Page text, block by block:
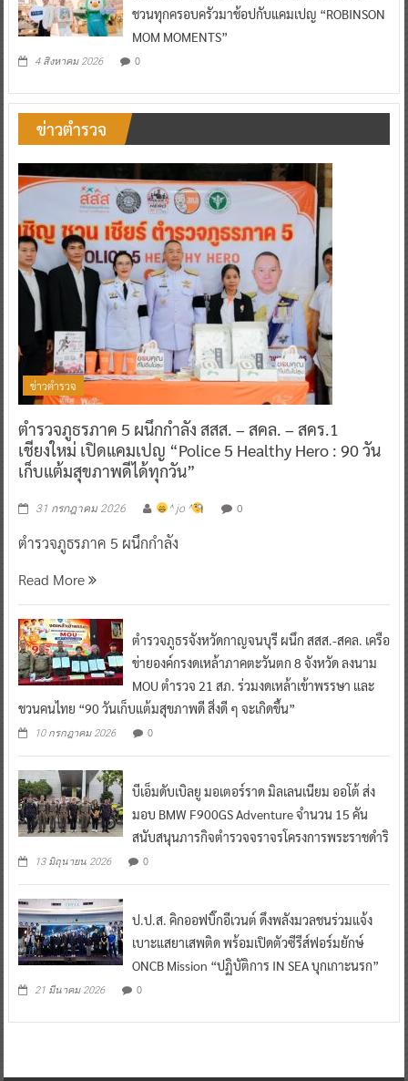
ชวนทุกครอบครัวมาช้อปกับแคมเปญ “ROBINSON
MOM MOMENTS”
4 สิงหาคม 2026 0
ข่าวตำรวจ
ข่าวตำรวจ
ตำรวจภูธรภาค 5 ผนึกกำลัง สสส. – สคล. – สคร.1
เชียงใหม่ เปิดแคมเปญ “Police 5 Healthy Hero : 90 วัน
เก็บแต้มสุขภาพดีได้ทุกวัน”
31 กรกฎาคม 2026 ^ jo ^ 0
ตำรวจภูธรภาค 5 ผนึกกำลัง
Read More
ตำรวจภูธรจังหวัดกาญจนบุรี ผนึก สสส.-สคล. เครือ
ข่ายองค์กรงดเหล้าภาคตะวันตก 8 จังหวัด ลงนาม
MOU ตำรวจ 21 สภ. ร่วมงดเหล้าเข้าพรรษา และ
ชวนคนไทย “90 วันเก็บแต้มสุขภาพดี สิ่งดี ๆ จะเกิดขึ้น”
10 กรกฎาคม 2026 0
บีเอ็มดับเบิลยู มอเตอร์ราด มิลเลนเนียม ออโต้ ส่ง
มอบ BMW F900GS Adventure จำนวน 15 คัน
สนับสนุนภารกิจตำรวจจราจรโครงการพระราชดำริ
13 มิถุนายน 2026 0
ป.ป.ส. คิกออฟบิ๊กอีเวนต์ ดึงพลังมวลชนร่วมแจ้ง
เบาะแสยาเสพติด พร้อมเปิดตัวซีรีส์ฟอร์มยักษ์
ONCB Mission “ปฏิบัติการ IN SEA บุกเกาะนรก”
21 มีนาคม 2026 0